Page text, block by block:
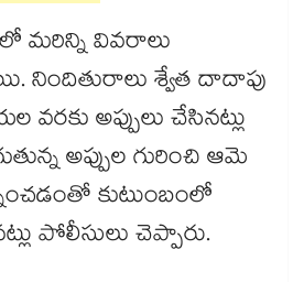
మరిన్ని వివరాలు
నిందితురాలు శ్వేత దాదాపు
వరకు అప్పులు చేసినట్లు
అప్పుల గురించి ఆమె
కుటుంబంలో
పోలీసులు చెప్పారు.